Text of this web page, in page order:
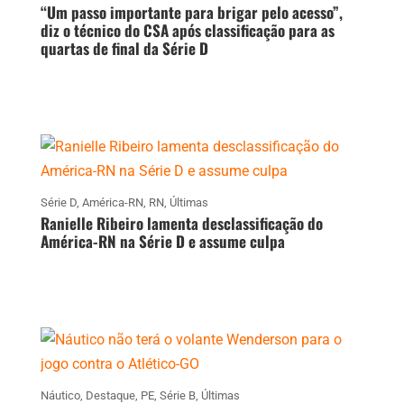
“Um passo importante para brigar pelo acesso”,
diz o técnico do CSA após classificação para as
quartas de final da Série D
Série D, América-RN, RN, Últimas
Ranielle Ribeiro lamenta desclassificação do
América-RN na Série D e assume culpa
Náutico, Destaque, PE, Série B, Últimas